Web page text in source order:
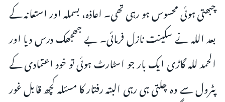
چبھتی ہوئی محسوس ہو رہی تھی۔ اعاذہ، بسملہ اور استعانہ کے
بعد اللہ نے سکینت نازل فرمائی۔ بے جھجھک درس دیا اور
الحمد للہ گاڑی ایک بار جو اسٹارٹ ہوئی تو خود اعتمادی کے
پٹرول سے وہ چلتی ہی رہی البتہ رفتار کا مسئلہ کچھ قابل غور